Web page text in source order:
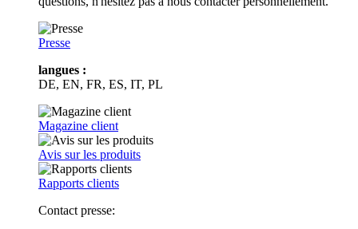
Presse
langues :
DE, EN, FR, ES, IT, PL
Magazine client
Avis sur les produits
Rapports clients
Contact presse: